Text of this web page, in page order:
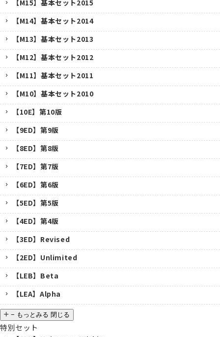
【M15】基本セット2015
【M14】基本セット2014
【M13】基本セット2013
【M12】基本セット2012
【M11】基本セット2011
【M10】基本セット2010
【10E】第10版
【9ED】第9版
【8ED】第8版
【7ED】第7版
【6ED】第6版
【5ED】第5版
【4ED】第4版
【3ED】Revised
【2ED】Unlimited
【LEB】Beta
【LEA】Alpha
− もっとみる 閉じる
特別セット